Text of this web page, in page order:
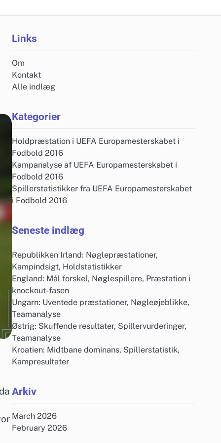
Links
Om
Kontakt
Alle indlæg
Kategorier
Holdpræstation i UEFA Europamesterskabet i
Fodbold 2016
Kampanalyse af UEFA Europamesterskabet i
Fodbold 2016
Spillerstatistikker fra UEFA Europamesterskabet
i Fodbold 2016
Seneste indlæg
Republikken Irland: Nøglepræstationer,
Kampindsigt, Holdstatistikker
England: Mål forskel, Nøglespillere, Præstation i
knockout-fasen
Ungarn: Uventede præstationer, Nøgleøjeblikke,
Teamanalyse
Østrig: Skuffende resultater, Spillervurderinger,
Teamanalyse
Kroatien: Midtbane dominans, Spillerstatistik,
Kampresultater
Arkiv
March 2026
February 2026